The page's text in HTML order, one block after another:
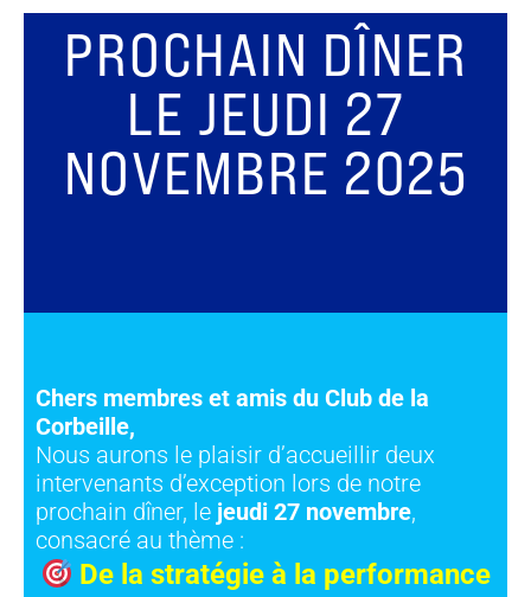
PROCHAIN DÎNER
LE JEUDI 27
NOVEMBRE 2025
Chers membres et amis du Club de la
Corbeille,
Nous aurons le plaisir d’accueillir deux
intervenants d’exception lors de notre
prochain dîner, le jeudi 27 novembre,
consacré au thème :
De la stratégie à la performance